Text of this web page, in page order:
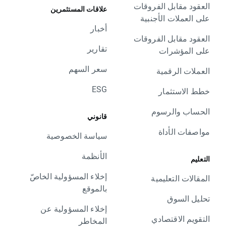
العقود مقابل الفروقات
على العملات الأجنبية
العقود مقابل الفروقات
على المؤشرات
العملات الرقمية
خطط الاستثمار
الحساب والرسوم
مواصفات الأداة
التعليم
المقالات التعليمية
تحليل السوق
التقويم الاقتصادي
علاقات المستثمرين
أخبار
تقارير
سعر السهم
ESG
قانوني
سياسة الخصوصية
الأنظمة
إخلاء المسؤولية الخاصّ
بالموقع
إخلاء المسؤولية عن
المخاطر